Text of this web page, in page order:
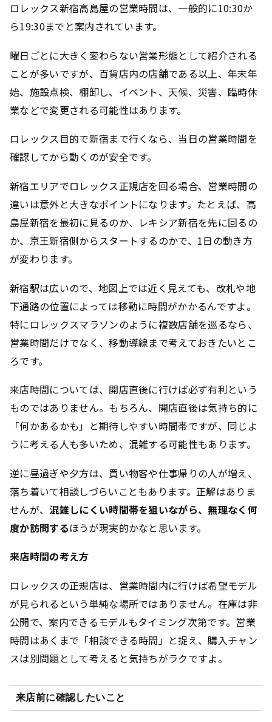
ロレックス新宿高島屋の営業時間は、一般的に10:30か
ら19:30までと案内されています。
曜日ごとに大きく変わらない営業形態として紹介される
ことが多いですが、百貨店内の店舗である以上、年末年
始、施設点検、棚卸し、イベント、天候、災害、臨時休
業などで変更される可能性はあります。
ロレックス目的で新宿まで行くなら、当日の営業時間を
確認してから動くのが安全です。
新宿エリアでロレックス正規店を回る場合、営業時間の
違いは意外と大きなポイントになります。たとえば、高
島屋新宿を最初に見るのか、レキシア新宿を先に回るの
か、京王新宿側からスタートするのかで、1日の動き方
が変わります。
新宿駅は広いので、地図上では近く見えても、改札や地
下通路の位置によっては移動に時間がかかるんですよ。
特にロレックスマラソンのように複数店舗を巡るなら、
営業時間だけでなく、移動導線まで考えておきたいとこ
ろです。
来店時間については、開店直後に行けば必ず有利という
ものではありません。もちろん、開店直後は気持ち的に
「何かあるかも」と期待しやすい時間帯ですが、同じよ
うに考える人も多いため、混雑する可能性もあります。
逆に昼過ぎや夕方は、買い物客や仕事帰りの人が増え、
落ち着いて相談しづらいこともあります。正解はありま
せんが、 混雑しにくい時間帯を狙いながら、無理なく何
度か訪問するほうが現実的かなと思います。
来店時間の考え方
ロレックスの正規店は、営業時間内に行けば希望モデル
が見られるという単純な場所ではありません。在庫は非
公開で、案内できるモデルもタイミング次第です。営業
時間はあくまで「相談できる時間」と捉え、購入チャン
スは別問題として考えると気持ちがラクですよ。
来店前に確認したいこと